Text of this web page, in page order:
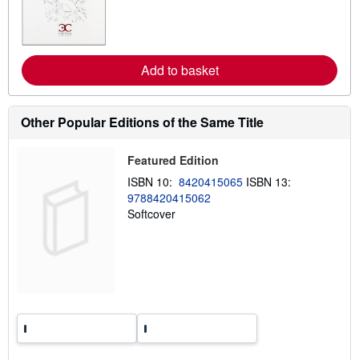
a
b
o
u
t
i
p
i
n
Add to basket
Other Popular Editions of the Same Title
Featured Edition
ISBN 10: 8420415065 ISBN 13:
9788420415062
Softcover